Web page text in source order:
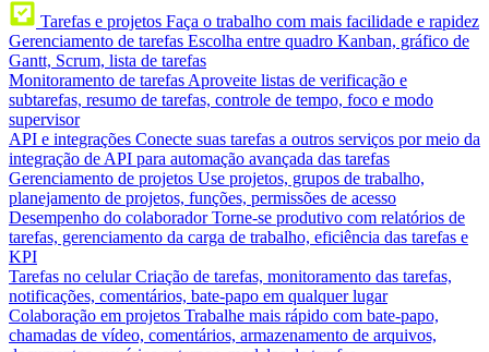
Tarefas e projetos Faça o trabalho com mais facilidade e rapidez
Gerenciamento de tarefas Escolha entre quadro Kanban, gráfico de
Gantt, Scrum, lista de tarefas
Monitoramento de tarefas Aproveite listas de verificação e
subtarefas, resumo de tarefas, controle de tempo, foco e modo
supervisor
API e integrações Conecte suas tarefas a outros serviços por meio da
integração de API para automação avançada das tarefas
Gerenciamento de projetos Use projetos, grupos de trabalho,
planejamento de projetos, funções, permissões de acesso
Desempenho do colaborador Torne-se produtivo com relatórios de
tarefas, gerenciamento da carga de trabalho, eficiência das tarefas e
KPI
Tarefas no celular Criação de tarefas, monitoramento das tarefas,
notificações, comentários, bate-papo em qualquer lugar
Colaboração em projetos Trabalhe mais rápido com bate-papo,
chamadas de vídeo, comentários, armazenamento de arquivos,